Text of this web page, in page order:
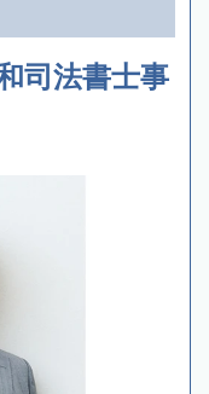
司法書士事